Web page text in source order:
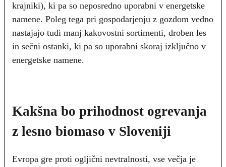
krajniki), ki pa so neposredno uporabni v energetske
namene. Poleg tega pri gospodarjenju z gozdom vedno
nastajajo tudi manj kakovostni sortimenti, droben les
in sečni ostanki, ki pa so uporabni skoraj izključno v
energetske namene.
Kakšna bo prihodnost ogrevanja
z lesno biomaso v Sloveniji
Evropa gre proti ogljični nevtralnosti, vse večja je